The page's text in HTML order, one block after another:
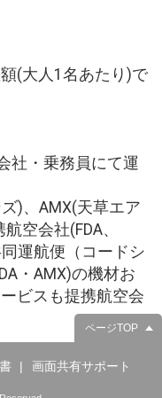
(大人1名あたり)で
社・乗務員にて運
)、AMX(天草エア
空会社(FDA、
運航便（コードシ
・AMX)の機材お
ビスも提携航空会
ページTOP
画面共有サポート